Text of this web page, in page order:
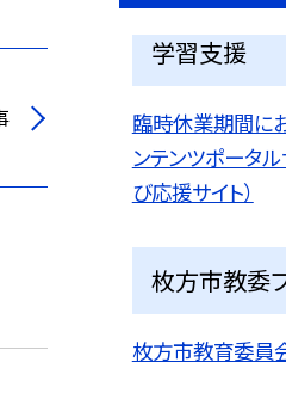
学習支援
臨時休業期間に
ンテンツポータ
び応援サイト）
枚方市教委
枚方市教育委員